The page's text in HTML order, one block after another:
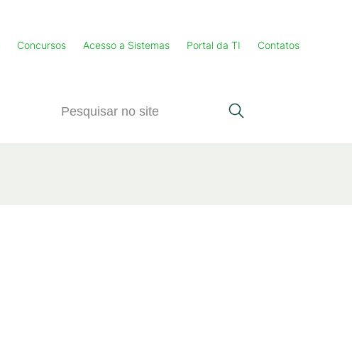
Concursos Acesso a Sistemas Portal da TI Contatos